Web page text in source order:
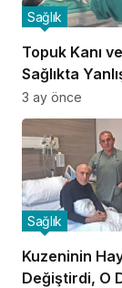
Topuk Kanı
Sağlıkta
Dikkat!
Sağlık
3 ay önce
Kuzeninin
Değiştirdi, O
Sağlık